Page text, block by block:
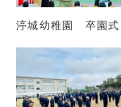
渟城幼稚園 卒園式